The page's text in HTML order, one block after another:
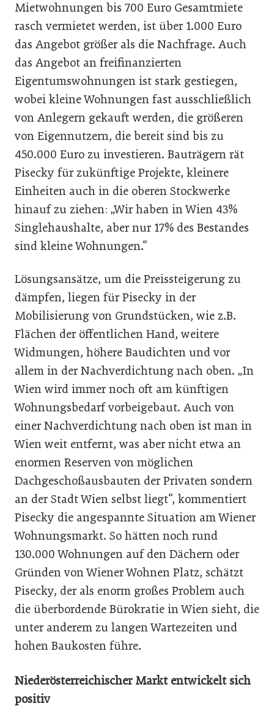
Mietwohnungen bis 700 Euro Gesamtmiete
rasch vermietet werden, ist über 1.000 Euro
das Angebot größer als die Nachfrage. Auch
das Angebot an freifinanzierten
Eigentumswohnungen ist stark gestiegen,
wobei kleine Wohnungen fast ausschließlich
von Anlegern gekauft werden, die größeren
von Eigennutzern, die bereit sind bis zu
450.000 Euro zu investieren. Bauträgern rät
Pisecky für zukünftige Projekte, kleinere
Einheiten auch in die oberen Stockwerke
hinauf zu ziehen: „Wir haben in Wien 43%
Singlehaushalte, aber nur 17% des Bestandes
sind kleine Wohnungen.“
Lösungsansätze, um die Preissteigerung zu
dämpfen, liegen für Pisecky in der
Mobilisierung von Grundstücken, wie z.B.
Flächen der öffentlichen Hand, weitere
Widmungen, höhere Baudichten und vor
allem in der Nachverdichtung nach oben. „In
Wien wird immer noch oft am künftigen
Wohnungsbedarf vorbeigebaut. Auch von
einer Nachverdichtung nach oben ist man in
Wien weit entfernt, was aber nicht etwa an
enormen Reserven von möglichen
Dachgeschoßausbauten der Privaten sondern
an der Stadt Wien selbst liegt“, kommentiert
Pisecky die angespannte Situation am Wiener
Wohnungsmarkt. So hätten noch rund
130.000 Wohnungen auf den Dächern oder
Gründen von Wiener Wohnen Platz, schätzt
Pisecky, der als enorm großes Problem auch
die überbordende Bürokratie in Wien sieht, die
unter anderem zu langen Wartezeiten und
hohen Baukosten führe.
Niederösterreichischer Markt entwickelt sich
positiv